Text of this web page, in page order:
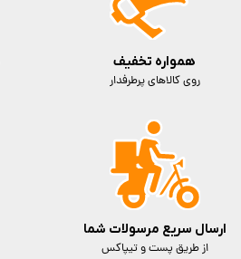
ارسال سریع مرسولات شما
از طریق پست و تیپاکس
همواره تخفیف
روی کالاهای پرطرفدار